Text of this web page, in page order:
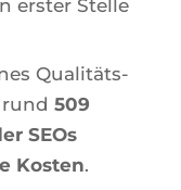
erster Stelle
Qualitäts-
rund509
SEOs
Kosten.